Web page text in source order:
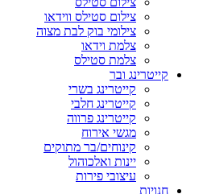
צילום סטילס ווידאו
צילומי בוק לבת מצוה
צלמת וידאו
צלמת סטילס
קייטרינג ובר
קייטרינג בשרי
קייטרינג חלבי
קייטרינג פרווה
מגשי אירוח
קינוחים/בר מתוקים
יינות ואלכוהול
עיצובי פירות
חנויות